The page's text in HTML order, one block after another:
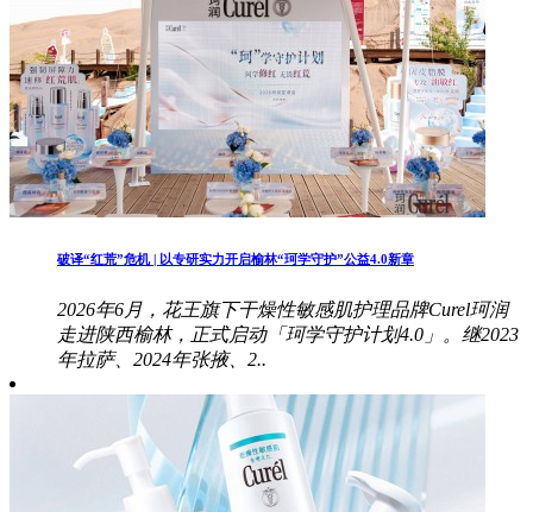
破译“红荒”危机 | 以专研实力开启榆林“珂学守护”公益4.0新章
2026年6月，花王旗下干燥性敏感肌护理品牌Curel珂润
走进陕西榆林，正式启动「珂学守护计划4.0」。继2023
年拉萨、2024年张掖、2..